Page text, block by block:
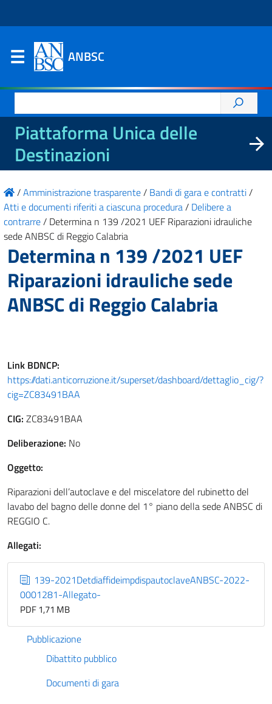
ANBSC
per:
Piattaforma Unica delle
Destinazioni
/Amministrazione trasparente/ Bandi di gara e contratti/
Atti e documenti riferiti a ciascuna procedura/ Delibere a
contrarre/ Determina n 139 /2021 UEF Riparazioni idrauliche
sede ANBSC di Reggio Calabria
Determina n 139 /2021 UEF
Riparazioni idrauliche sede
ANBSC di Reggio Calabria
Link BDNCP:
https://dati.anticorruzione.it/superset/dashboard/dettaglio_cig/?
cig=ZC83491BAA
CIG: ZC83491BAA
Deliberazione: No
Oggetto:
Riparazioni dell’autoclave e del miscelatore del rubinetto del
lavabo del bagno delle donne del 1° piano della sede ANBSC di
REGGIO C.
Allegati:
139-2021DetdiaffideimpdispautoclaveANBSC-2022-
0001281-Allegato-
PDF 1,71 MB
Pubblicazione
Dibattito pubblico
Documenti di gara